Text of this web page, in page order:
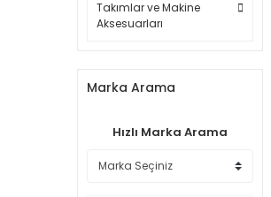
Takımlar ve Makine
Aksesuarları
Marka Arama
Hızlı Marka Arama